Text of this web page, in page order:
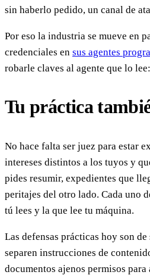
sin haberlo pedido, un canal de
Por eso la industria se mueve en
credenciales en sus agentes
robarle claves al agente que lo
Tu práctica
No hace falta ser juez para estar
intereses distintos a los tuyos y
pides resumir, expedientes que
peritajes del otro lado. Cada uno
tú lees y la que lee tu máquina.
Las defensas prácticas hoy son
separen instrucciones de
documentos ajenos permisos